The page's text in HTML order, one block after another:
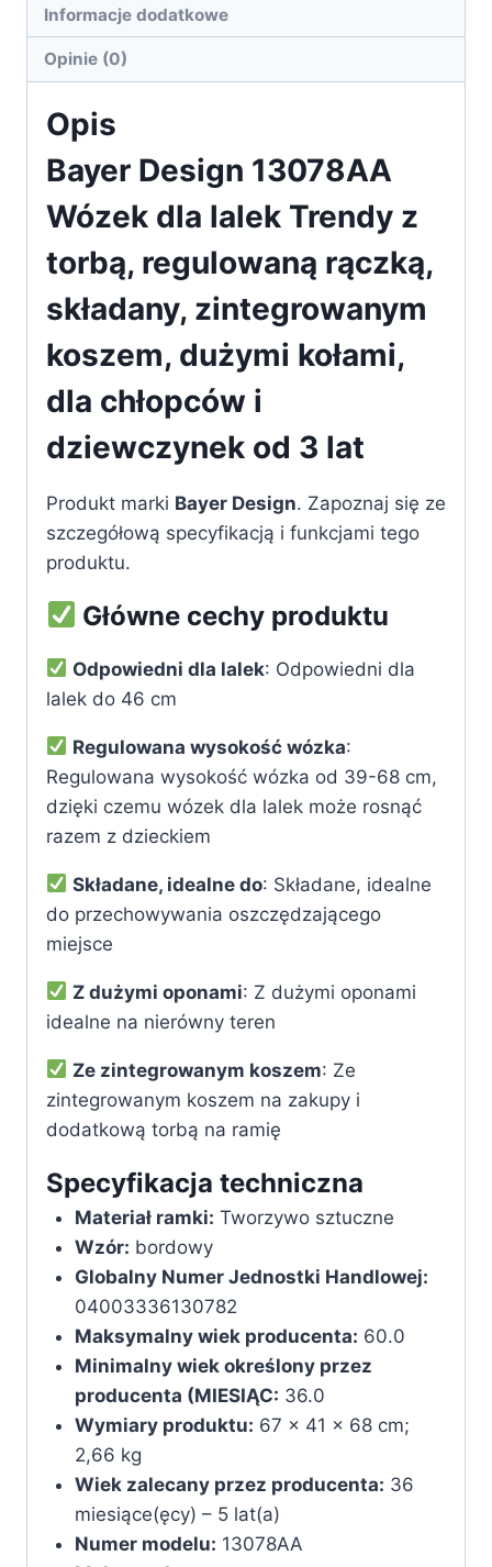
torbą,
regulowaną
Informacje dodatkowe
Opinie (0)
Opis
Bayer Design 13078AA
Wózek dla lalek Trendy z
torbą, regulowaną rączką,
składany, zintegrowanym
koszem, dużymi kołami,
dla chłopców i
dziewczynek od 3 lat
Produkt marki Bayer Design. Zapoznaj się ze
szczegółową specyfikacją i funkcjami tego
produktu.
Główne cechy produktu
Odpowiedni dla lalek: Odpowiedni dla
lalek do 46 cm
Regulowana wysokość wózka:
Regulowana wysokość wózka od 39-68 cm,
dzięki czemu wózek dla lalek może rosnąć
razem z dzieckiem
Składane, idealne do: Składane, idealne
do przechowywania oszczędzającego
miejsce
Z dużymi oponami: Z dużymi oponami
idealne na nierówny teren
Ze zintegrowanym koszem: Ze
zintegrowanym koszem na zakupy i
dodatkową torbą na ramię
Specyfikacja techniczna
Materiał ramki: ‎Tworzywo sztuczne
Wzór: ‎bordowy
Globalny Numer Jednostki Handlowej:
‎04003336130782
Maksymalny wiek producenta: ‎60.0
Minimalny wiek określony przez
producenta (MIESIĄC: ‎36.0
Wymiary produktu: ‎67 x 41 x 68 cm;
2,66 kg
Wiek zalecany przez producenta: ‎36
miesiące(ęcy) – 5 lat(a)
Numer modelu: ‎13078AA